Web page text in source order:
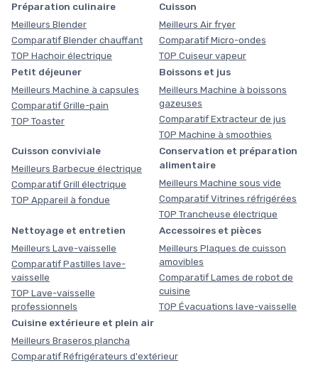
Préparation culinaire
Meilleurs Blender
Comparatif Blender chauffant
TOP Hachoir électrique
Cuisson
Meilleurs Air fryer
Comparatif Micro-ondes
TOP Cuiseur vapeur
Petit déjeuner
Meilleurs Machine à capsules
Comparatif Grille-pain
TOP Toaster
Boissons et jus
Meilleurs Machine à boissons
gazeuses
Comparatif Extracteur de jus
TOP Machine à smoothies
Cuisson conviviale
Meilleurs Barbecue électrique
Comparatif Grill électrique
TOP Appareil à fondue
Conservation et préparation
alimentaire
Meilleurs Machine sous vide
Comparatif Vitrines réfrigérées
TOP Trancheuse électrique
Nettoyage et entretien
Meilleurs Lave-vaisselle
Comparatif Pastilles lave-
vaisselle
TOP Lave-vaisselle
professionnels
Accessoires et pièces
Meilleurs Plaques de cuisson
amovibles
Comparatif Lames de robot de
cuisine
TOP Évacuations lave-vaisselle
Cuisine extérieure et plein air
Meilleurs Braseros plancha
Comparatif Réfrigérateurs d'extérieur